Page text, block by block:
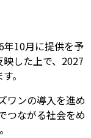
年10月に提供を予
した上で、2027
。
ワンの導入を進め
つながる社会をめ